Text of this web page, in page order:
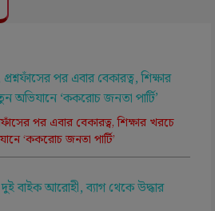
পর এবার বেকারত্ব, শিক্ষার খরচে
‘ককরোচ জনতা পার্টি’